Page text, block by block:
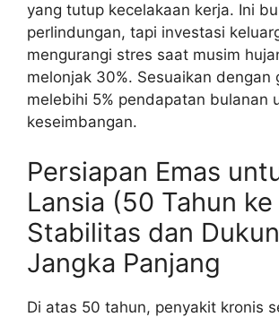
yang tutup kecelakaan kerja. Ini
perlindungan, tapi investasi
mengurangi stres saat musim
melonjak 30%. Sesuaikan dengan
melebihi 5% pendapatan bulanan
keseimbangan.
Persiapan Emas
Lansia (50 Tahun
Stabilitas dan
Jangka Panjang
Di atas 50 tahun, penyakit kronis